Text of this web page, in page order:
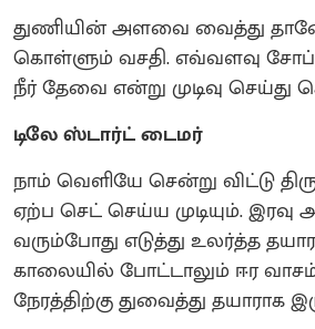
துணியின் அளவை வைத்து
கொள்ளும் வசதி. எவ்வளவு
நீர் தேவை என்று முடிவு
டிலே ஸ்டார்ட் டைமர்
நாம் வெளியே சென்று விட்டு
ஏற்ப செட் செய்ய முடியும். இரவு
வரும்போது எடுத்து உலர்த்த
காலையில் போட்டாலும் ஈர
நேரத்திற்கு துவைத்து தயாராக